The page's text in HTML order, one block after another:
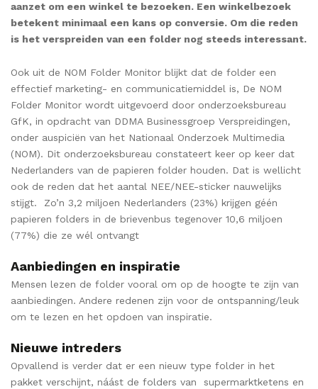
aanzet om een winkel te bezoeken. Een winkelbezoek
betekent minimaal een kans op conversie. Om die reden
is het verspreiden van een folder nog steeds interessant.
Ook uit de NOM Folder Monitor blijkt dat de folder een
effectief marketing- en communicatiemiddel is, De NOM
Folder Monitor wordt uitgevoerd door onderzoeksbureau
GfK, in opdracht van DDMA Businessgroep Verspreidingen,
onder auspiciën van het Nationaal Onderzoek Multimedia
(NOM). Dit onderzoeksbureau constateert keer op keer dat
Nederlanders van de papieren folder houden. Dat is wellicht
ook de reden dat het aantal NEE/NEE-sticker nauwelijks
stijgt. Zo’n 3,2 miljoen Nederlanders (23%) krijgen géén
papieren folders in de brievenbus tegenover 10,6 miljoen
(77%) die ze wél ontvangt
Aanbiedingen en inspiratie
Mensen lezen de folder vooral om op de hoogte te zijn van
aanbiedingen. Andere redenen zijn voor de ontspanning/leuk
om te lezen en het opdoen van inspiratie.
Nieuwe intreders
Opvallend is verder dat er een nieuw type folder in het
pakket verschijnt, náást de folders van supermarktketens en